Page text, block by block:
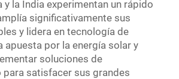
y la India experimentan un rápido
significativamente sus
y lidera en tecnología de
apuesta por la energía solar y
soluciones de
para satisfacer sus grandes